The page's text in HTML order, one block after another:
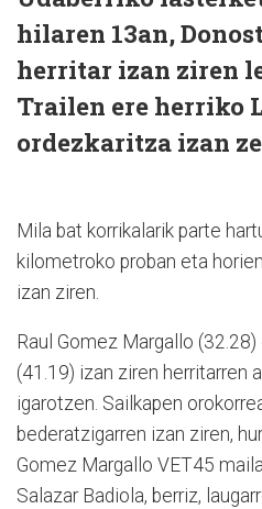
hilaren 13an,
herritar izan ziren
Trailen ere herriko
ordezkaritza izan
Mila bat korrikalarik parte
kilometroko proban eta
izan ziren.
Raul Gomez Margallo
(41.19) izan ziren herritarren
igarotzen. Sailkapen
bederatzigarren izan ziren,
Gomez Margallo VET45
Salazar Badiola, berriz,